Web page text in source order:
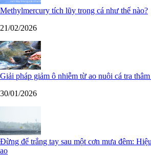
Methylmercury tích lũy trong cá như thế nào?
21/02/2026
Giải pháp giảm ô nhiễm từ ao nuôi cá tra thâm
30/01/2026
Đừng để trắng tay sau một cơn mưa đêm:
ao